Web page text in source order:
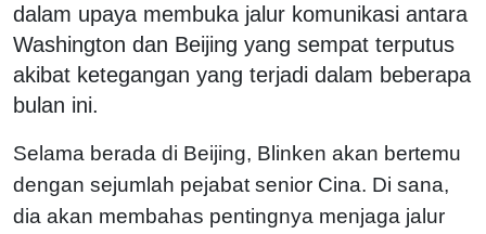
dalam upaya membuka jalur komunikasi antara
Washington dan Beijing yang sempat terputus
akibat ketegangan yang terjadi dalam beberapa
bulan ini.
Selama berada di Beijing, Blinken akan bertemu
dengan sejumlah pejabat senior Cina. Di sana,
dia akan membahas pentingnya menjaga jalur